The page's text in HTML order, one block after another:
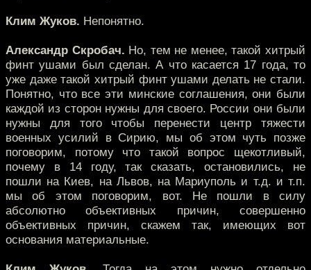
Клим Жуков. Непонятно.
Александр Скробач. Но, тем не менее, такой хитрый
финт ушами был сделан. А что касается 17 года, то
уже даже такой хитрый финт ушами делать не стали.
Понятно, что все эти минские соглашения, они были
каждой из сторон нужны для своего. России они были
нужны для того чтобы перенести центр тяжести
военных усилий в Сирию, мы об этом чуть позже
поговорим, потому что такой вопрос щекотливый,
почему в 14 году, так сказать, остановились, не
пошли на Киев, на Львов, на Мариуполь и т.д. и т.п.
мы об этом поговорим, вот. Не пошли в силу
абсолютно объективных причин, совершенно
объективных причин, скажем так, имеющих вот
основания материальные.